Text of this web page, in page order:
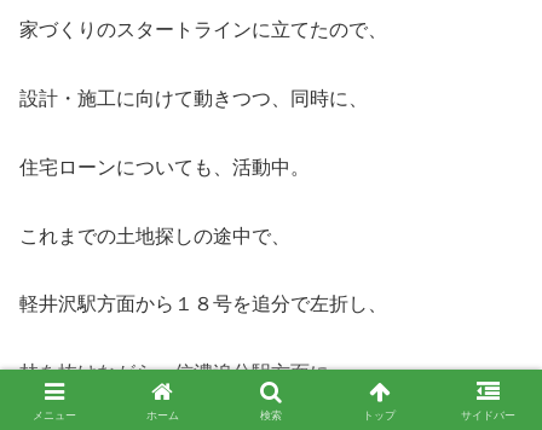
家づくりのスタートラインに立てたので、
設計・施工に向けて動きつつ、同時に、
住宅ローンについても、活動中。
これまでの土地探しの途中で、
軽井沢駅方面から１８号を追分で左折し、
林を抜けながら、信濃追分駅方面に
メニュー ホーム 検索 トップ サイドバー